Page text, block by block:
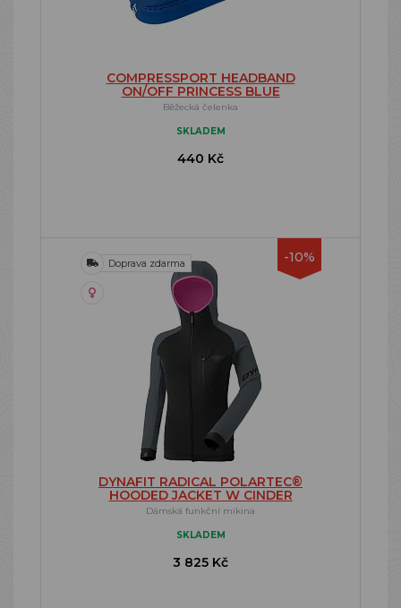
COMPRESSPORT HEADBAND
ON/OFF PRINCESS BLUE
Běžecká čelenka
SKLADEM
440 Kč
-10%
Doprava zdarma
DYNAFIT RADICAL POLARTEC®
HOODED JACKET W CINDER
Dámská funkční mikina
SKLADEM
3 825 Kč